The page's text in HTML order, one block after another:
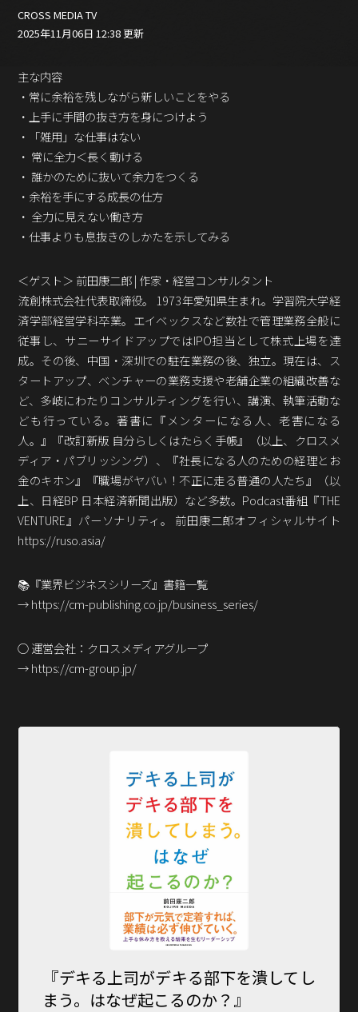
プロフェッショナル対談
編集4.0
その他
ラジオ
Podcast番組
「ビジネス・ブック・アカデミー」
Podcast番組
「小早川幸一郎の編集者で経営者」
「東京広報大学」
クロスメディアンとは？
広報誌
「クロスメディアン」アーカイブ
CROSS MEDIA TV
2025年11月06日 12:38 更新
主な内容
・常に余裕を残しながら新しいことをやる
・上手に手間の抜き方を身につけよう
・「雑用」な仕事はない
・ 常に全力＜長く動ける
・ 誰かのために抜いて余力をつくる
・余裕を手にする成長の仕方
・ 全力に見えない働き方
・仕事よりも息抜きのしかたを示してみる
＜ゲスト＞ 前田康二郎 | 作家・経営コンサルタント
流創株式会社代表取締役。 1973年愛知県生まれ。学習院大学経
済学部経営学科卒業。エイベックスなど数社で管理業務全般に
従事し、サニーサイドアップではIPO担当として株式上場を達
成。その後、中国・深圳での駐在業務の後、独立。現在は、ス
タートアップ、ベンチャーの業務支援や老舗企業の組織改善な
ど、多岐にわたりコンサルティングを行い、講演、執筆活動な
ども行っている。著書に『メンターになる人、老害になる
人。』『改訂新版 自分らしくはたらく手帳』（以上、クロスメ
ディア・パブリッシング）、『社長になる人のための経理とお
金のキホン』『職場がヤバい！不正に走る普通の人たち』（以
上、日経BP 日本経済新聞出版）など多数。Podcast番組『THE
VENTURE』パーソナリティ。 前田康二郎オフィシャルサイト
https://ruso.asia/
📚『業界ビジネスシリーズ』書籍一覧
→ https://cm-publishing.co.jp/business_series/
○ 運営会社：クロスメディアグループ
→ https://cm-group.jp/
『デキる上司がデキる部下を潰してし
まう。はなぜ起こるのか？』